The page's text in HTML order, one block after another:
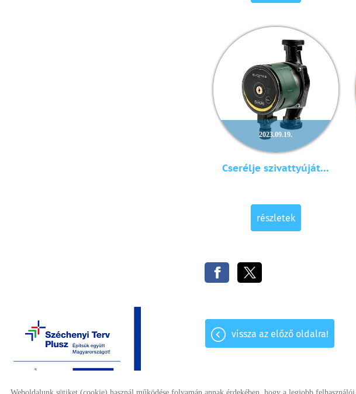
2023.09.19.
Cserélje szivattyúját...
részletek
vissza az előző oldalra!